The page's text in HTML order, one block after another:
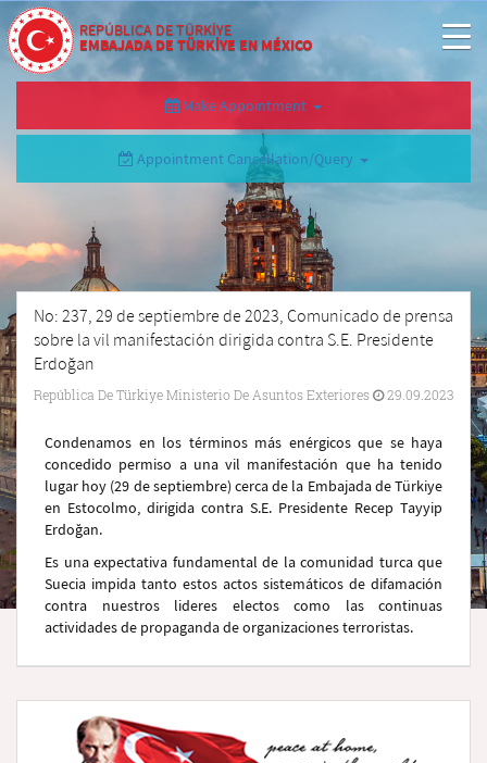
REPÚBLICA DE TÜRKİYE
EMBAJADA DE TÜRKİYE EN MÉXICO
Make Appointment
Appointment Cancellation/Query
No: 237, 29 de septiembre de 2023, Comunicado de prensa
sobre la vil manifestación dirigida contra S.E. Presidente
Erdoğan
República De Türkiye Ministerio De Asuntos Exteriores 29.09.2023
Condenamos en los términos más enérgicos que se haya
concedido permiso a una vil manifestación que ha tenido
lugar hoy (29 de septiembre) cerca de la Embajada de Türkiye
en Estocolmo, dirigida contra S.E. Presidente Recep Tayyip
Erdoğan.
Es una expectativa fundamental de la comunidad turca que
Suecia impida tanto estos actos sistemáticos de difamación
contra nuestros lideres electos como las continuas
actividades de propaganda de organizaciones terroristas.